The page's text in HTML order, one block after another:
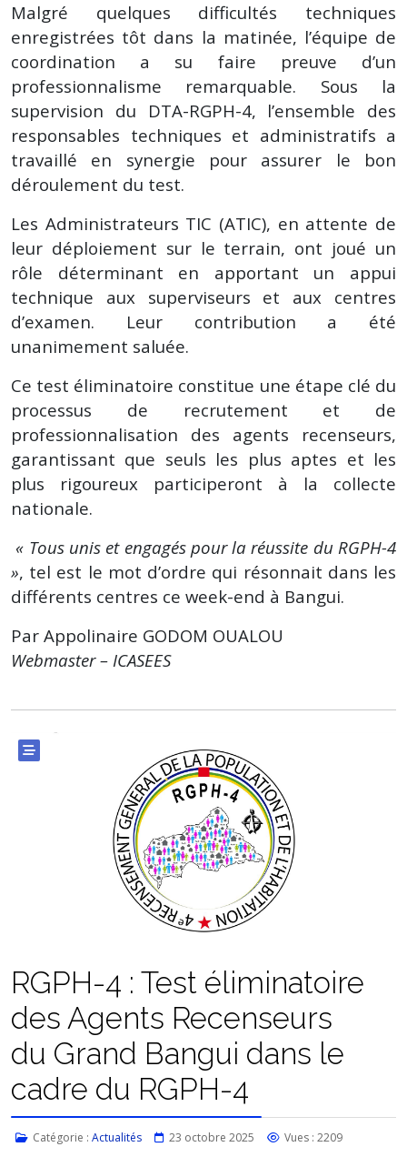
Malgré quelques difficultés techniques
enregistrées tôt dans la matinée, l’équipe de
coordination a su faire preuve d’un
professionnalisme remarquable. Sous la
supervision du DTA-RGPH-4, l’ensemble des
responsables techniques et administratifs a
travaillé en synergie pour assurer le bon
déroulement du test.
Les Administrateurs TIC (ATIC), en attente de
leur déploiement sur le terrain, ont joué un
rôle déterminant en apportant un appui
technique aux superviseurs et aux centres
d’examen. Leur contribution a été
unanimement saluée.
Ce test éliminatoire constitue une étape clé du
processus de recrutement et de
professionnalisation des agents recenseurs,
garantissant que seuls les plus aptes et les
plus rigoureux participeront à la collecte
nationale.
« Tous unis et engagés pour la réussite du RGPH-4
», tel est le mot d’ordre qui résonnait dans les
différents centres ce week-end à Bangui.
Par Appolinaire GODOM OUALOU
Webmaster – ICASEES
RGPH-4 : Test éliminatoire
des Agents Recenseurs
du Grand Bangui dans le
cadre du RGPH-4
Catégorie : Actualités 23 octobre 2025 Vues : 2209